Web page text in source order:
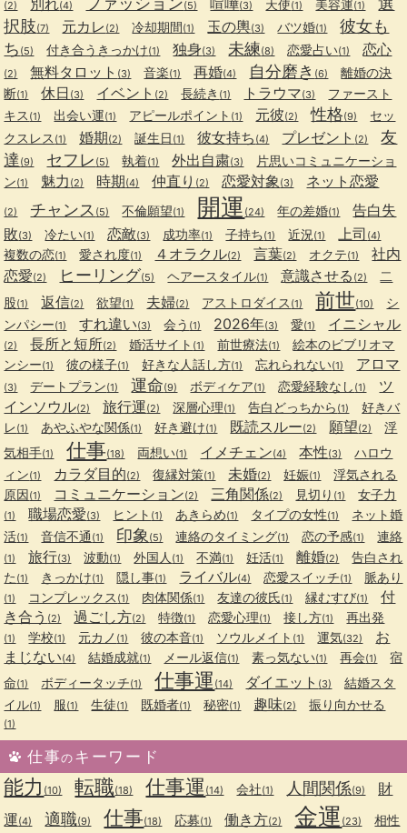
(2) (4) (5) (3) 天使(1) 美容運(1)
択肢(7) 元カレ (2) 冷却期間(1) 玉の輿(3) バツ婚(1)
彼女も
ち (5) 付き合うきっかけ(1) 独身(3) 未練(8) 恋愛占い(1) 恋心
(2) 無料タロット (3) 音楽(1) 再婚(4) 自分磨き (6)
離婚の決
断(1) 休日 (3) イベント (2) 長続き (1) トラウマ(3)
ファースト
キス (1) 出会い運(1) アピールポイント (1) 元彼(2) 性格(9)
セッ
クスレス (1) 婚期(2) 誕生日 (1) 彼女持ち (4) プレゼント (2)
友
達 (9) セフレ (5) 執着(1) 外出自粛(3)
片思いコミュニケーショ
ン(1) 魅力 (2) 時期(4) 仲直り (2) 恋愛対象 (3) ネット恋愛
(2) チャンス (5) 不倫願望(1) 開運 (24) 年の差婚(1)
告白失
敗(3) 冷たい(1) 恋敵(3) 成功率(1) 子持ち(1) 近況 (1) 上司 (4)
複数の恋(1) 愛され度(1) ４オラクル(2) 言葉(2) オクテ(1)
社内
恋愛(2) ヒーリング(5) ヘアースタイル(1) 意識させる (2)
二
股(1) 返信(2) 欲望(1) 夫婦(2) アストロダイス (1) 前世(10)
シ
ンパシー(1) すれ違い(3) 会う (1) 2026年(3) 愛(1) イニシャル
(2) 長所と短所(2) 婚活サイト (1) 前世療法(1)
絵本のビブリオマ
ンシー(1) 彼の様子(1) 好きな人話し方(1) 忘れられない(1) アロマ
(3) デートプラン(1) 運命(9) ボディケア(1) 恋愛経験なし (1)
ツ
インソウル(2) 旅行運(2) 深層心理(1) 告白どっちから (1)
好きバ
レ(1) あやふやな関係(1) 好き避け(1) 既読スルー(2) 願望(2)
浮
気相手(1) 仕事(18) 両想い(1) イメチェン(4) 本性(3)
ハロウ
ィン(1) カラダ目的(2) 復縁対策(1) 未婚(2) 妊娠(1)
浮気される
原因(1) コミュニケーション(2) 三角関係(2) 見切り (1) 女子力
(1) 職場恋愛(3) ヒント (1) あきらめ(1) タイプの女性(1)
ネット婚
活(1) 音信不通 (1) 印象 (5) 連絡のタイミング(1) 恋の予感(1) 連絡
(1) 旅行(3) 波動(1) 外国人 (1) 不満(1) 妊活(1) 離婚(2)
告白され
た (1) きっかけ(1) 隠し事(1) ライバル(4) 恋愛スイッチ(1) 脈あり
(1) コンプレックス (1) 肉体関係(1) 友達の彼氏(1) 縁むすび(1)
付
き合う (2) 過ごし方(2) 特徴(1) 恋愛心理(1) 接し方(1) 再出発
(1) 学校(1) 元カノ (1) 彼の本音(1) ソウルメイト (1) 運気(32)
お
まじない(4) 結婚成就(1) メール返信(1) 素っ気ない(1) 再会(1)
宿
命(1) ボディータッチ(1) 仕事運 (14) ダイエット (3)
結婚スタ
イル(1) 服(1) 生徒(1) 既婚者(1) 秘密(1) 趣味(2) 振り向かせる
(1)
仕事のキーワード
能力 (10) 転職(18) 仕事運 (14) 会社(1) 人間関係(9)
財
運(4) 適職(9) 仕事(18) 応募(1) 働き方(2) 金運 (23) 相性